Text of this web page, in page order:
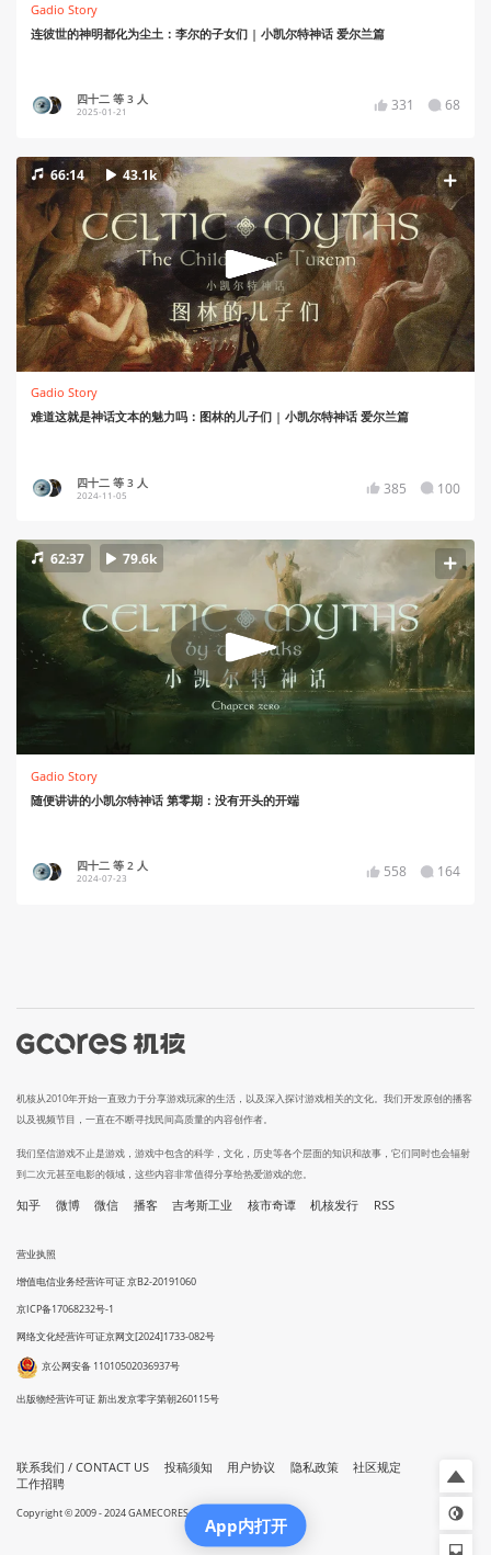
Gadio Story
连彼世的神明都化为尘土：李尔的子女们 | 小凯尔特神话 爱尔兰篇
四十二 等 3 人
2025-01-21 331 68
66:14 43.1k
Gadio Story
难道这就是神话文本的魅力吗：图林的儿子们 | 小凯尔特神话 爱尔兰篇
四十二 等 3 人
2024-11-05 385 100
62:37 79.6k
Gadio Story
随便讲讲的小凯尔特神话 第零期：没有开头的开端
四十二 等 2 人
2024-07-23 558 164
机核从2010年开始一直致力于分享游戏玩家的生活，以及深入探讨游戏相关的文化。我们开发原创的播客
以及视频节目，一直在不断寻找民间高质量的内容创作者。
我们坚信游戏不止是游戏，游戏中包含的科学，文化，历史等各个层面的知识和故事，它们同时也会辐射
到二次元甚至电影的领域，这些内容非常值得分享给热爱游戏的您。
知乎 微博 微信 播客 吉考斯工业 核市奇谭 机核发行 RSS
营业执照
增值电信业务经营许可证 京B2-20191060
京ICP备17068232号-1
网络文化经营许可证京网文[2024]1733-082号
京公网安备 11010502036937号
出版物经营许可证 新出发京零字第朝260115号
联系我们 / CONTACT US 投稿须知 用户协议 隐私政策
社区规定
工作招聘
Copyright © 2009 - 2024 GAMECORES. All Rights Reserved
App内打开